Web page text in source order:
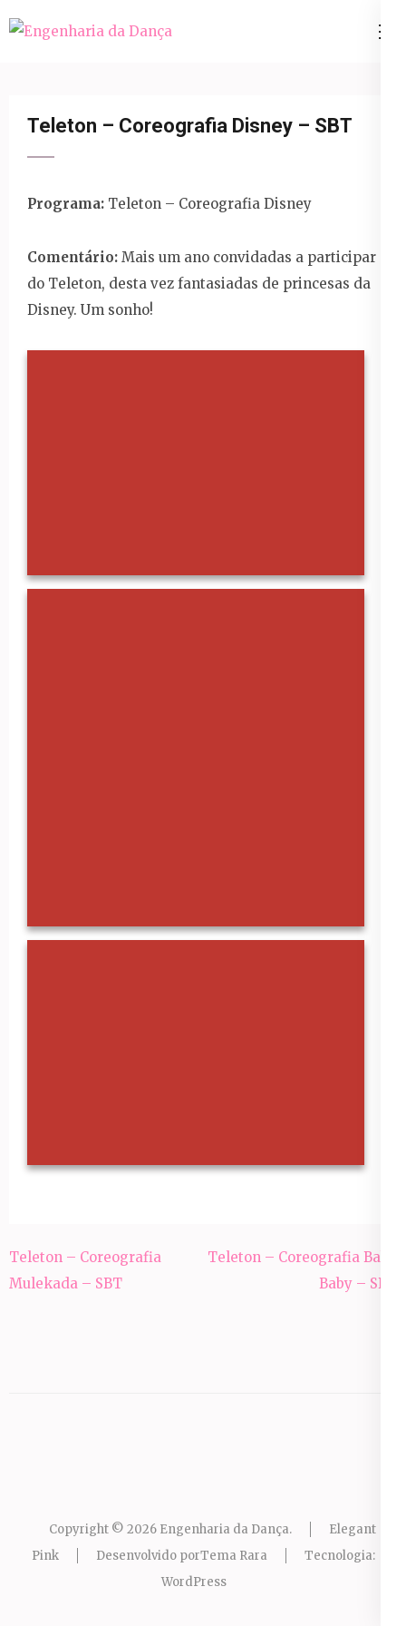
para
(Pressione
Teleton – Coreografia Disney – SBT
Programa: Teleton – Coreografia Disney
Comentário: Mais um ano convidadas a participar
do Teleton, desta vez fantasiadas de princesas da
Disney. Um sonho!
Navegação
de
Teleton – Coreografia
Mulekada – SBT
Teleton – Coreografia Baba
Baby – SBT
Copyright © 2026 Engenharia da Dança.
Elegant
Pink
Desenvolvido porTema Rara
Tecnologia:
WordPress